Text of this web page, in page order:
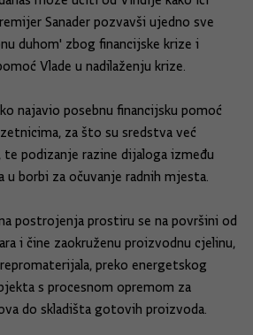
Sanader pozvavši ujedno sve
duhom' zbog financijske krize i
Vlade u nadilaženju krize.
najavio posebnu financijsku pomoć
za što su sredstva već
te podizanje razine dijaloga između
u borbi za očuvanje radnih mjesta.
postrojenja prostiru se na površini od
i čine zaokruženu proizvodnu cjelinu,
preko energetskog
s procesnom opremom za
do skladišta gotovih proizvoda.